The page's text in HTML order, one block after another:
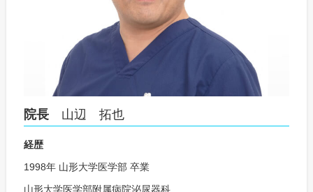
院長山辺 拓也
経歴
1998年 山形大学医学部 卒業
山形大学医学部附属病院泌尿器科